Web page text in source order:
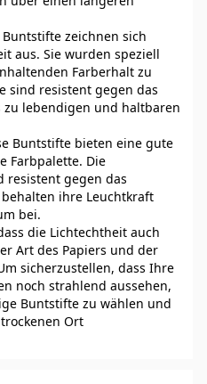
zeichnen sich
aus. Sie wurden speziell
Farberhalt zu
sind resistent gegen das
zu lebendigen und haltbaren
Buntstifte bieten eine gute
Farbpalette. Die
resistent gegen das
ihre Leuchtkraft
bei.
die Lichtechtheit auch
Art des Papiers und der
sicherzustellen, dass Ihre
noch strahlend aussehen,
Buntstifte zu wählen und
Ort